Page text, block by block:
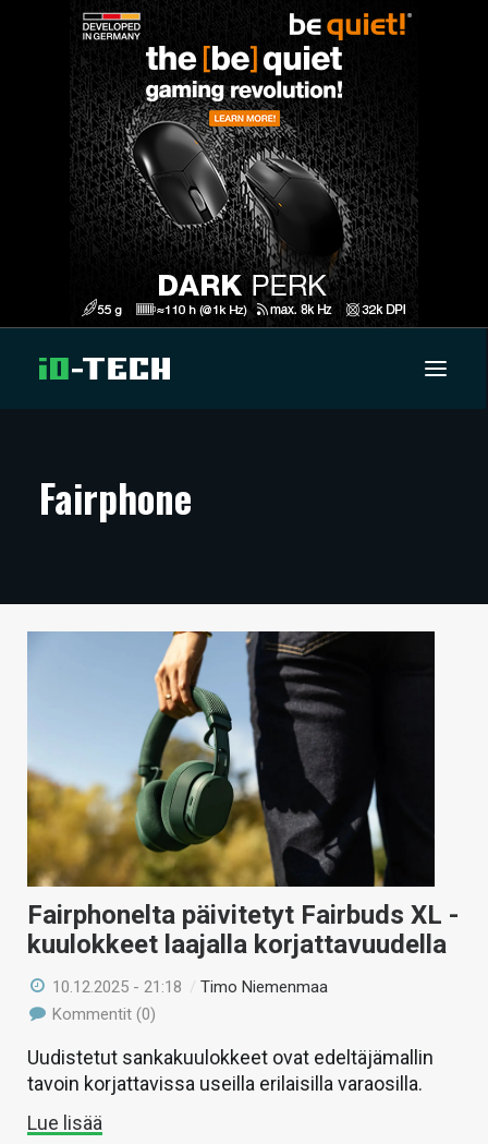
ARTIKKELIT
TECHBBS
VAIHDA TEEMA
HAKU
Fairphone
Fairphonelta päivitetyt Fairbuds XL -
kuulokkeet laajalla korjattavuudella
10.12.2025 - 21:18 /Timo Niemenmaa
Kommentit (0)
Uudistetut sankakuulokkeet ovat edeltäjämallin
tavoin korjattavissa useilla erilaisilla varaosilla.
Lue lisää